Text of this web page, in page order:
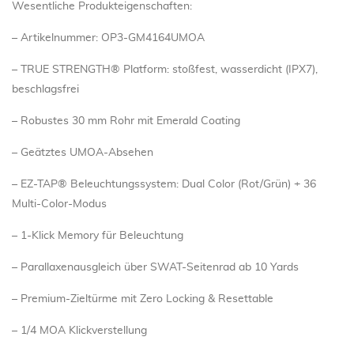
Wesentliche Produkteigenschaften:
– Artikelnummer: OP3-GM4164UMOA
– TRUE STRENGTH® Platform: stoßfest, wasserdicht (IPX7),
beschlagsfrei
– Robustes 30 mm Rohr mit Emerald Coating
– Geätztes UMOA-Absehen
– EZ-TAP® Beleuchtungssystem: Dual Color (Rot/Grün) + 36
Multi-Color-Modus
– 1-Klick Memory für Beleuchtung
– Parallaxenausgleich über SWAT-Seitenrad ab 10 Yards
– Premium-Zieltürme mit Zero Locking & Resettable
– 1/4 MOA Klickverstellung